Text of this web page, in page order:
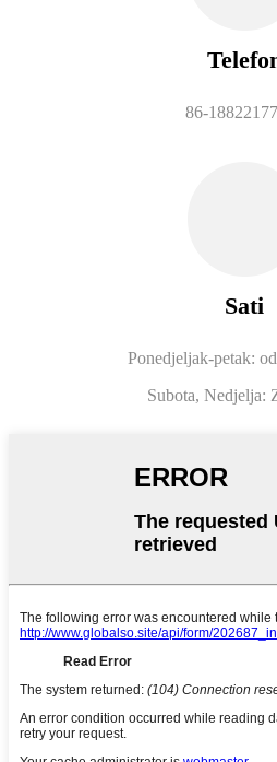
86-
Sati
Ponedjeljak-petak:
Subota, Nedjelja: